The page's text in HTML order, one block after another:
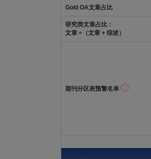
Gold OA文章占比
研究类文章占比：
文章 ÷（文章 + 综述）
期刊分区表预警名单